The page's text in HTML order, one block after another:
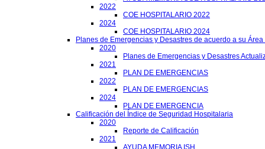
2022
COE HOSPITALARIO 2022
2024
COE HOSPITALARIO 2024
Planes de Emergencias y Desastres de acuerdo a su
2020
Planes de Emergencias y Desastres
2021
PLAN DE EMERGENCIAS
2022
PLAN DE EMERGENCIAS
2024
PLAN DE EMERGENCIA
Calificación del Índice de Seguridad Hospitalaria
2020
Reporte de Calificación
2021
AYUDA MEMORIA ISH